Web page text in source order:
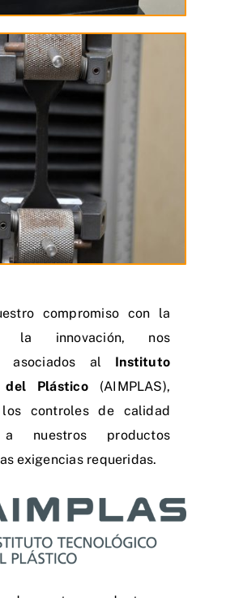
compromiso con la
la innovación, nos
asociados al Instituto
del Plástico(AIMPLAS),
controles de calidad
a nuestros productos
exigencias requeridas.